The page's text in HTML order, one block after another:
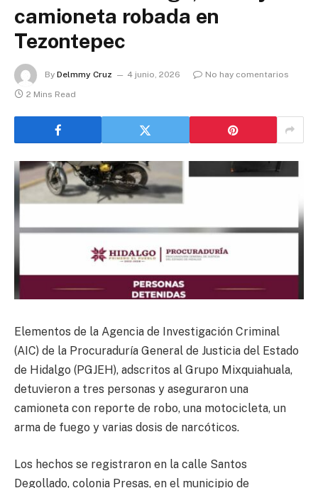
camioneta robada en
Tezontepec
By Delmmy Cruz 4 junio, 2026
No hay comentarios
2 Mins Read
Elementos de la Agencia de Investigación Criminal
(AIC) de la Procuraduría General de Justicia del Estado
de Hidalgo (PGJEH), adscritos al Grupo Mixquiahuala,
detuvieron a tres personas y aseguraron una
camioneta con reporte de robo, una motocicleta, un
arma de fuego y varias dosis de narcóticos.
Los hechos se registraron en la calle Santos
Degollado, colonia Presas, en el municipio de